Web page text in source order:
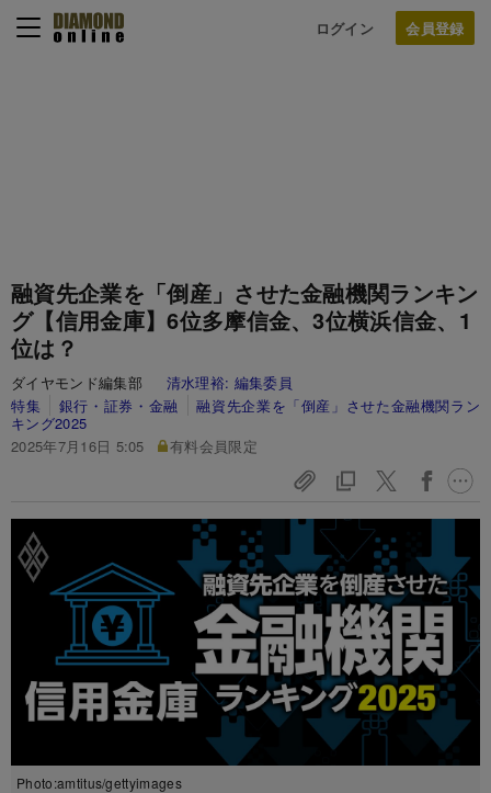
ログイン
融資先企業を「倒産」させた金融機関ランキン
グ【信用金庫】6位多摩信金、3位横浜信金、1
位は？
ダイヤモンド編集部 清水理裕: 編集委員
特集
銀行・証券・金融
融資先企業を「倒産」させた金融機関ラン
キング2025
2025年7月16日 5:05
有料会員限定
Photo:amtitus/gettyimages